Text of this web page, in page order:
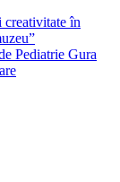
creativitate în
Pediatrie Gura